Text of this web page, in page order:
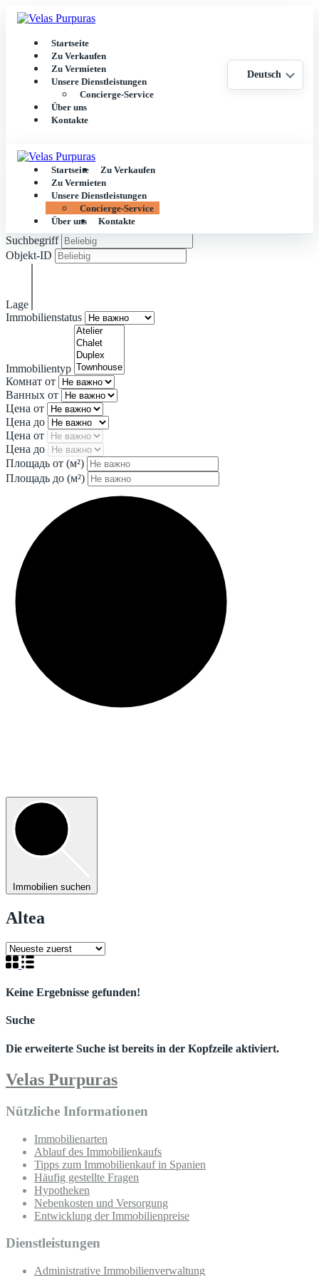
Startseite
Zu Verkaufen
Zu Vermieten
Unsere Dienstleistungen
Concierge-Service
Über uns
Kontakte
Deutsch
Startseite
Zu Verkaufen
Zu Vermieten
Unsere Dienstleistungen
Concierge-Service
Über uns
Kontakte
Suchbegriff
Objekt-ID
Lage
Immobilienstatus
Immobilientyp
Комнат от
Ванных от
Цена от
Цена до
Цена от
Цена до
Площадь от (м²)
Площадь до (м²)
Immobilien suchen
Altea
Keine Ergebnisse gefunden!
Suche
Die erweiterte Suche ist bereits in der Kopfzeile aktiviert.
Velas Purpuras
Nützliche Informationen
Immobilienarten
Ablauf des Immobilienkaufs
Tipps zum Immobilienkauf in Spanien
Häufig gestellte Fragen
Hypotheken
Nebenkosten und Versorgung
Entwicklung der Immobilienpreise
Dienstleistungen
Administrative Immobilienverwaltung